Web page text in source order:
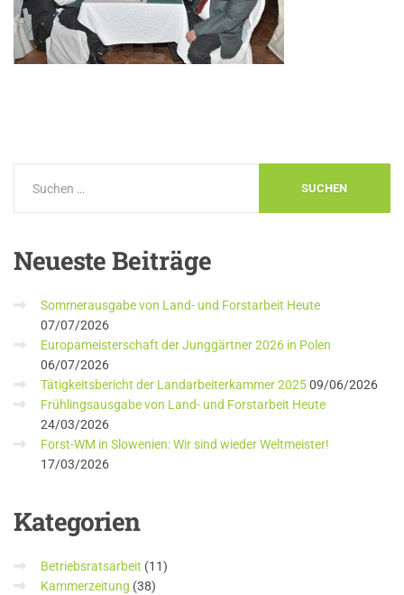
NeuesteBeiträge
Sommerausgabe von Land- und Forstarbeit Heute
07/07/2026
Europameisterschaft der Junggärtner 2026 in Polen
06/07/2026
Tätigkeitsbericht der Landarbeiterkammer 202509/06/2026
Frühlingsausgabe von Land- und Forstarbeit Heute
24/03/2026
Forst-WM in Slowenien: Wir sind wieder Weltmeister!
17/03/2026
Kategorien
Betriebsratsarbeit (11)
Kammerzeitung (38)